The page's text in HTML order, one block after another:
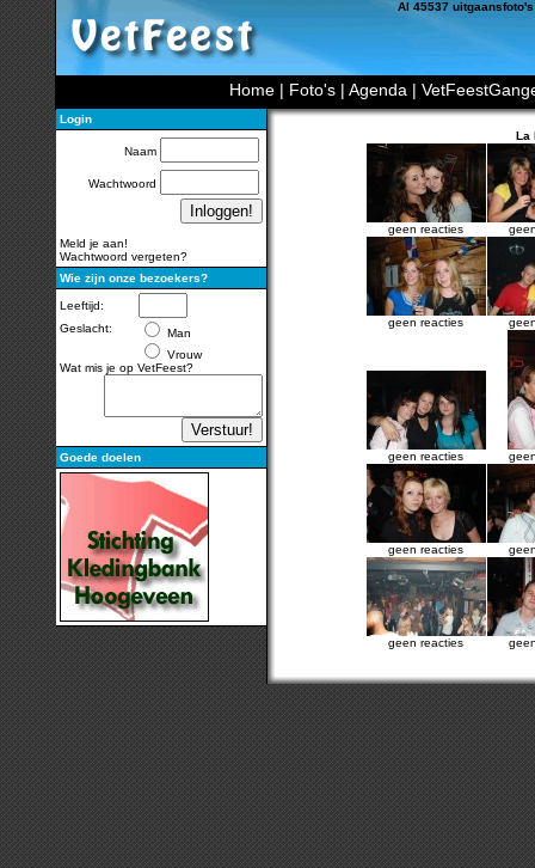
Al 45537
Home | Foto's | Agenda |
Login
Naam
Wachtwoord
Meld je aan!
Wachtwoord vergeten?
Wie zijn onze bezoekers?
Leeftijd:
Geslacht:
Man
Vrouw
Wat mis je op VetFeest?
Goede doelen
La
geen reacties
geen reacties
geen reacties
geen reacties
geen reacties